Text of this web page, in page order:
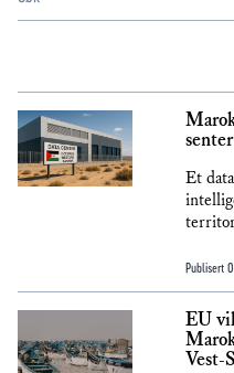
Et
Publisert
EU
Vest-